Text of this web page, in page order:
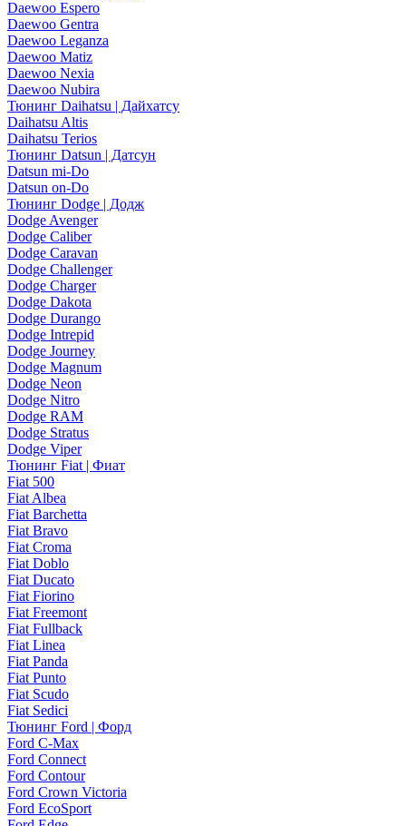
Daewoo Espero
Daewoo Gentra
Daewoo Leganza
Daewoo Matiz
Daewoo Nexia
Daewoo Nubira
Тюнинг Daihatsu | Дайхатсу
Daihatsu Altis
Daihatsu Terios
Тюнинг Datsun | Датсун
Datsun mi-Do
Datsun on-Do
Тюнинг Dodge | Додж
Dodge Avenger
Dodge Caliber
Dodge Caravan
Dodge Challenger
Dodge Charger
Dodge Dakota
Dodge Durango
Dodge Intrepid
Dodge Journey
Dodge Magnum
Dodge Neon
Dodge Nitro
Dodge RAM
Dodge Stratus
Dodge Viper
Тюнинг Fiat | Фиат
Fiat 500
Fiat Albea
Fiat Barchetta
Fiat Bravo
Fiat Croma
Fiat Doblo
Fiat Ducato
Fiat Fiorino
Fiat Freemont
Fiat Fullback
Fiat Linea
Fiat Panda
Fiat Punto
Fiat Scudo
Fiat Sedici
Тюнинг Ford | Форд
Ford C-Max
Ford Connect
Ford Contour
Ford Crown Victoria
Ford EcoSport